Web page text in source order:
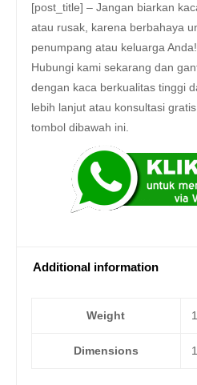
[post_title] – Jangan biarkan
atau rusak, karena berbahaya
penumpang atau keluarga Anda!
Hubungi kami sekarang dan
dengan kaca berkualitas tinggi
lebih lanjut atau konsultasi
tombol dibawah ini.
Additional information
Weight
Dimensions